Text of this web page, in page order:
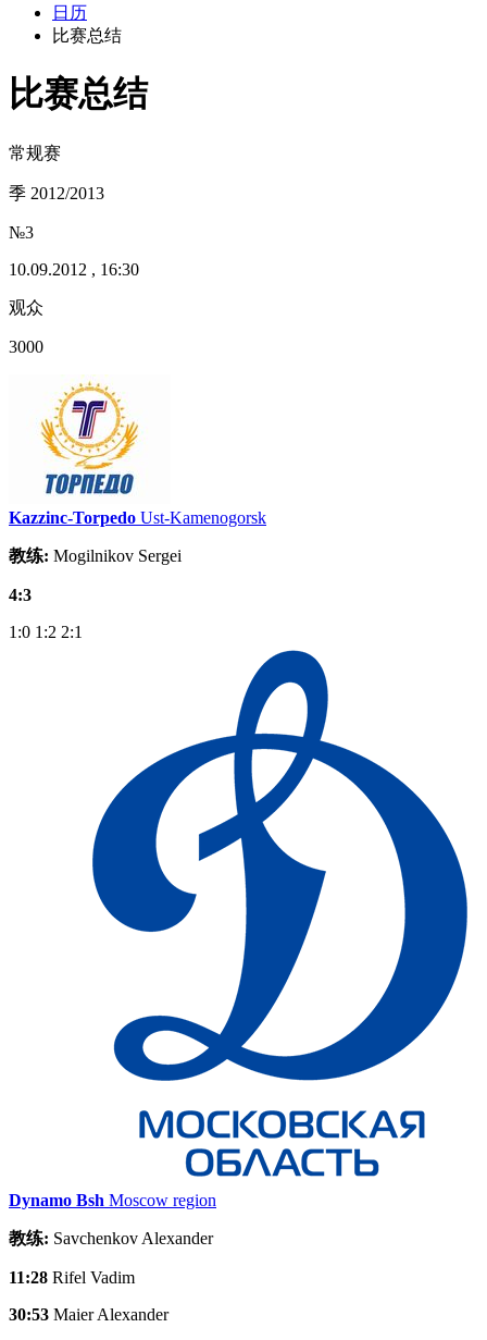
日历
比赛总结
比赛总结
常规赛
季 2012/2013
№3
10.09.2012 , 16:30
观众
3000
Kazzinc-Torpedo Ust-Kamenogorsk
教练: Mogilnikov Sergei
4:3
1:0 1:2 2:1
Dynamo Bsh Moscow region
教练: Savchenkov Alexander
11:28 Rifel Vadim
30:53 Maier Alexander